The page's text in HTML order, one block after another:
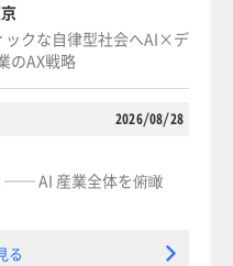
ックな自律型社会へAI×デ
のAX戦略
2026/08/28
── AI 産業全体を俯瞰
る